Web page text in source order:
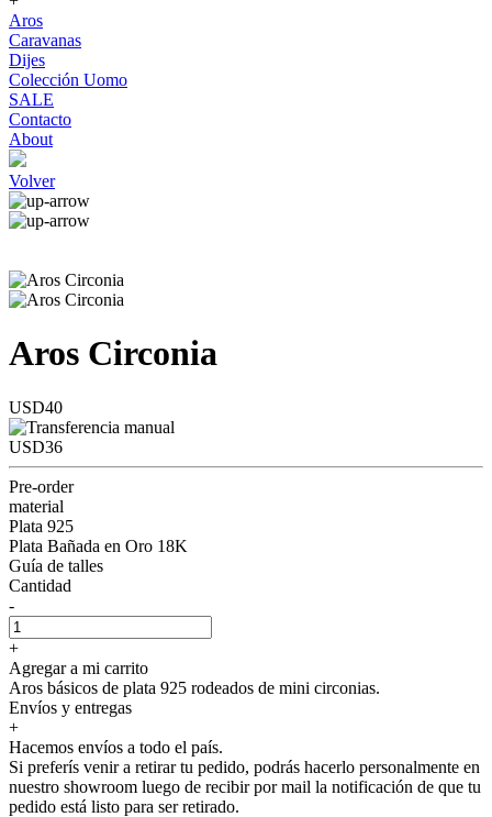
Aros
Caravanas
Dijes
Colección Uomo
SALE
Contacto
About
Volver
Aros Circonia
USD40
USD36
Pre-order
material
Plata 925
Plata Bañada en Oro 18K
Guía de talles
Cantidad
-
+
Agregar a mi carrito
Aros básicos de plata 925 rodeados de mini circonias.
Envíos y entregas
+
Hacemos envíos a todo el país.
Si preferís venir a retirar tu pedido, podrás hacerlo personalmente en
nuestro showroom luego de recibir por mail la notificación de que tu
pedido está listo para ser retirado.